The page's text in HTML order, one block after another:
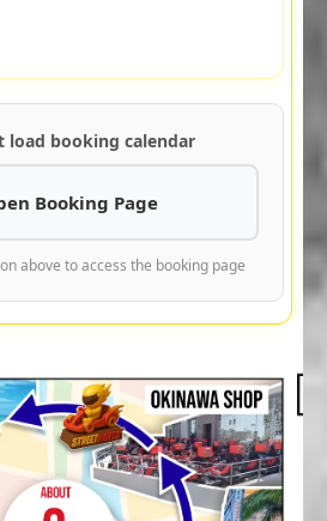
load booking calendar
Booking Page
above to access the booking page